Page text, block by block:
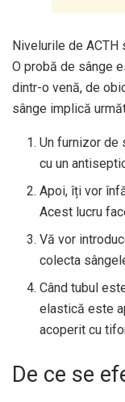
Nivelurile de
O probă de sânge
dintr-o venă, de
sânge implică
Un furnizor de
cu un
Apoi, îți vor
Acest lucru
Vă vor
colecta
Când tubul
elastică este
acoperit cu
De ce se